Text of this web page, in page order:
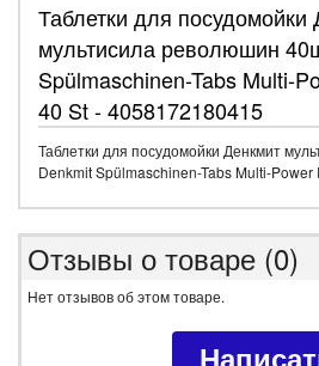
Таблетки для посудомойки
мультисила революшин
Spülmaschinen-Tabs Multi-
40 St - 4058172180415
Таблетки для посудомойки Денкмит
Denkmit Spülmaschinen-Tabs Multi-
Отзывы о товаре (0)
Нет отзывов об этом товаре.